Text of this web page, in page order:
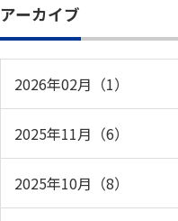
アーカイブ
2026年02月（1）
2025年11月（6）
2025年10月（8）